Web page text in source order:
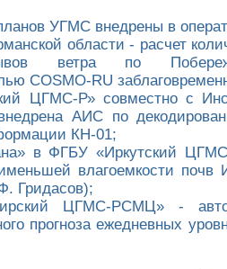
УГМС внедрены в
области - расчет
ветра по
COSMO-RU
ЦГМС-Р» совместно с
АИС по
КН-01;
в ФГБУ «Иркутский
влагоемкости почв
Гридасов);
ЦГМС-РСМЦ» -
прогноза ежедневных